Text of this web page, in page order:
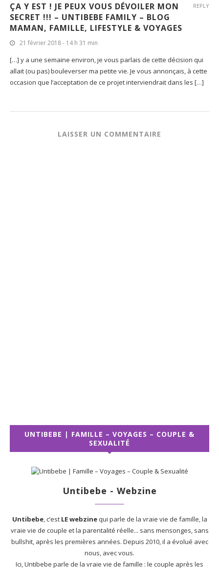
ÇA Y EST ! JE PEUX VOUS DÉVOILER MON
SECRET !!! – UNTIBEBE FAMILY – BLOG
MAMAN, FAMILLE, LIFESTYLE & VOYAGES
21 février 2018 - 14 h 31 min
[…] y a une semaine environ, je vous parlais de cette décision qui
allait (ou pas) bouleverser ma petite vie. Je vous annonçais, à cette
occasion que l’acceptation de ce projet interviendrait dans les […]
REPLY
LAISSER UN COMMENTAIRE
UNTIBEBE | FAMILLE – VOYAGES – COUPLE &
SEXUALITÉ
Untibebe - Webzine
Untibebe, c’est LE webzinequi parle de la vraie vie de famille, la
vraie vie de couple et la parentalité réelle... sans mensonges, sans
bullshit, après les premières années. Depuis 2010, il a évolué avec
nous, avec vous.
Ici, Untibebe parle de la vraie vie de famille : le couple après les